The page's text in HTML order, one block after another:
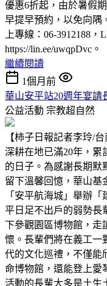
優惠6折起，由於暑假
早提早預約，以免向隅
上專線：06-3912188，
https://lin.ee/uwqpDvc。
繼續閱讀
1個月前
華山安平站20週年宴請
公益活動 宗教超自然
【柿子日報記者李玲/
深耕在地已滿20年，累
的日子。為感謝長期默
留下溫馨回憶，華山基
「安平航海城」舉辦
平日足不出戶的弱勢長
下參觀園區博物館，走
懷。長輩們將在義工一
代的文化巡禮，不僅能
命博物館，還能登上愛
活動的長輩大多是土生